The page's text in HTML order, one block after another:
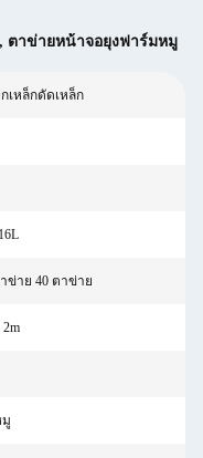
, ตาข่ายหน้าจอยุงฟาร์มหมู
เหล็กดัดเหล็ก
ข่าย 40 ตาข่าย
2m